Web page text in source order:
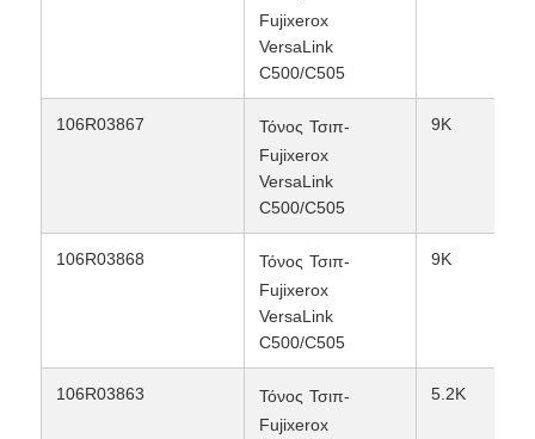
Τσιπ τόνερ Samsung
Fujixerox
VersaLink
C500/C505
106R03867 Τόνος Τσιπ-
Fujixerox
VersaLink
C500/C505
9K
106R03868 Τόνος Τσιπ-
Fujixerox
VersaLink
C500/C505
9K
106R03863 Τόνος Τσιπ-
Fujixerox
5.2K